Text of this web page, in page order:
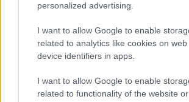
personalized advertising.
I want to allow Google to enable
related to analytics like cookies on
device identifiers in apps.
I want to allow Google to enable
related to functionality of the website or
Μπάνια.
Μεσάνυχτα της ίδιας βραδιάς
ουρές από δεκάδες
έξω από γνωστό κλαμπ της
μέτρα προστασίας για να τον
μην τηρούνται, όπως γράφει το